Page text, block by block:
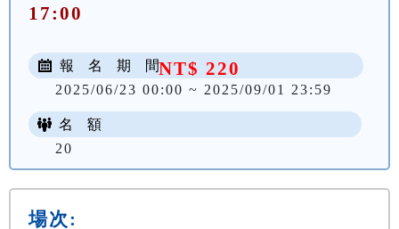
17:00
NT$ 220
報 名 期 間
2025/06/23 00:00 ~ 2025/09/01 23:59
名 額
20
場次: